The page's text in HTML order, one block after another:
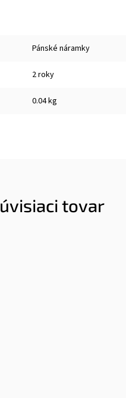
Pánské náramky
2 roky
0.04 kg
tovar